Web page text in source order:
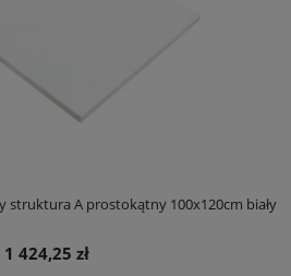
struktura A prostokątny 100x120cm biały
1 424,25 zł